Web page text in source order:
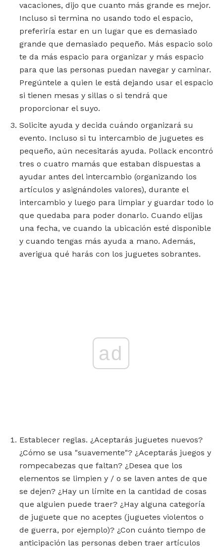
vacaciones, dijo que cuanto más grande es mejor.
Incluso si termina no usando todo el espacio,
preferiría estar en un lugar que es demasiado
grande que demasiado pequeño. Más espacio solo
te da más espacio para organizar y más espacio
para que las personas puedan navegar y caminar.
Pregúntele a quien le está dejando usar el espacio
si tienen mesas y sillas o si tendrá que
proporcionar el suyo.
Solicite ayuda y decida cuándo organizará su
evento. Incluso si tu intercambio de juguetes es
pequeño, aún necesitarás ayuda. Pollack encontró
tres o cuatro mamás que estaban dispuestas a
ayudar antes del intercambio (organizando los
artículos y asignándoles valores), durante el
intercambio y luego para limpiar y guardar todo lo
que quedaba para poder donarlo. Cuando elijas
una fecha, ve cuando la ubicación esté disponible
y cuando tengas más ayuda a mano. Además,
averigua qué harás con los juguetes sobrantes.
ad
Establecer reglas. ¿Aceptarás juguetes nuevos?
¿Cómo se usa "suavemente"? ¿Aceptarás juegos y
rompecabezas que faltan? ¿Desea que los
elementos se limpien y / o se laven antes de que
se dejen? ¿Hay un límite en la cantidad de cosas
que alguien puede traer? ¿Hay alguna categoría
de juguete que no aceptes (juguetes violentos o
de guerra, por ejemplo)? ¿Con cuánto tiempo de
anticipación las personas deben traer artículos